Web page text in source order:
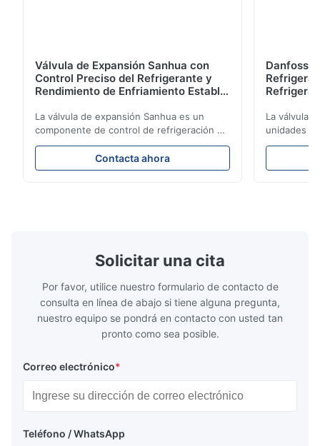
Válvula de Expansión Sanhua con
Control Preciso del Refrigerante y
Rendimiento de Enfriamiento Estable
Vehículos
La válvula de expansión Sanhua es un
componente de control de refrigeración de
alto rendimiento diseñado para unidades
de refrigeración de camiones, furgonetas
refrigeradas y sistemas de transporte de
Contacta ahora
Danfoss
La válvula
unidades
regula con
Solicitar una cita
Por favor, utilice nuestro formulario de contacto de
consulta en línea de abajo si tiene alguna pregunta,
nuestro equipo se pondrá en contacto con usted tan
pronto como sea posible.
Correo electrónico*
Teléfono / WhatsApp